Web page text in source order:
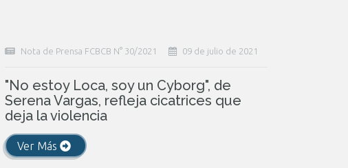
Nota de Prensa FCBCB N° 30/2021 09 de julio de 2021
"No estoy Loca, soy un Cyborg", de
Serena Vargas, refleja cicatrices que
deja la violencia
Ver Más